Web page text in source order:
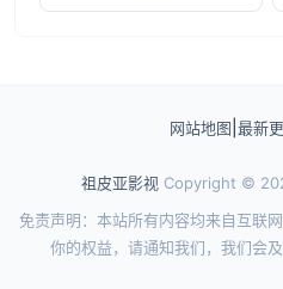
网站地图 最新
祖皮亚影视 Copyright ©
免责声明：本站所有内容均来自互联
你的权益，请通知我们，我们会